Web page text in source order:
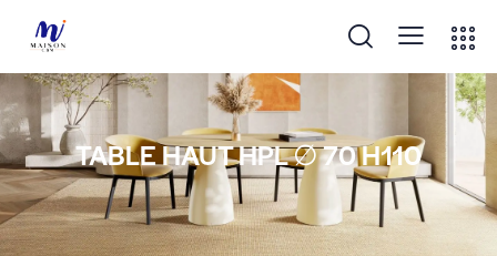
TABLE HAUT HPL ∅ 70 H110